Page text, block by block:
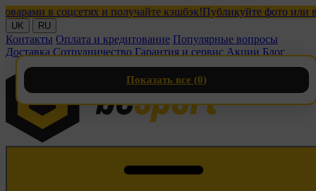
в соцсетях и получайте кэшбэк!Публикуйте фото или видео
UK RU
Контакты Оплата и кредитование Популярные вопросы
Доставка Сотрудничество Гарантия и сервис Акции Блог
Показать все (0)